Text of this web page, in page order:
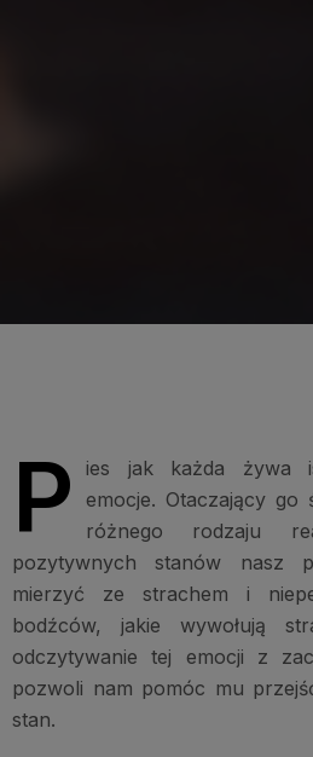
P
ies jak każda żywa
emocje. Otaczający go
różnego rodzaju
pozytywnych stanów nasz
mierzyć ze strachem i
bodźców, jakie wywołują
odczytywanie tej emocji z
pozwoli nam pomóc mu
stan.